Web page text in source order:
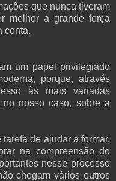
que nunca tiveram
melhor a grande força
conta.
um papel privilegiado
porque, através
às mais variadas
nosso caso, sobre a
de ajudar a formar,
na compreensão do
nesse processo
chegam vários outros